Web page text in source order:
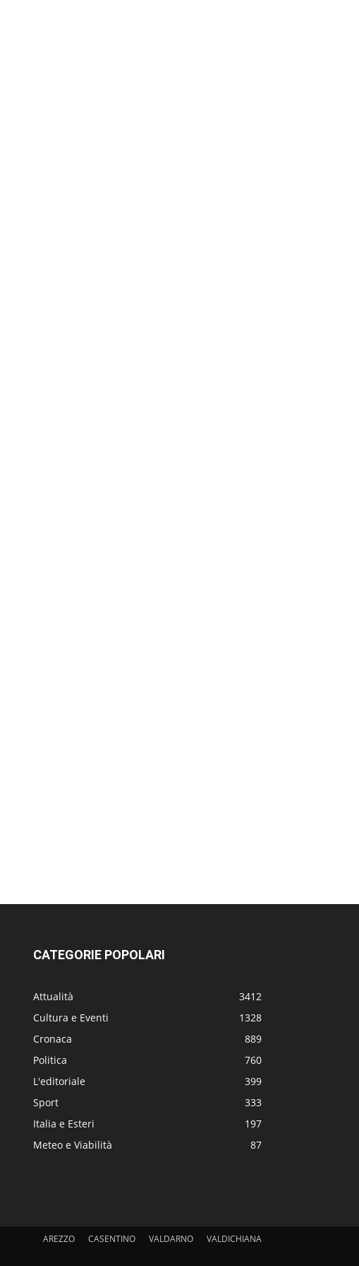
CATEGORIE POPOLARI
Attualità
3412
Cultura e Eventi
1328
Cronaca
889
Politica
760
L'editoriale
399
Sport
333
Italia e Esteri
197
Meteo e Viabilità
87
AREZZO CASENTINO VALDARNO VALDICHIANA